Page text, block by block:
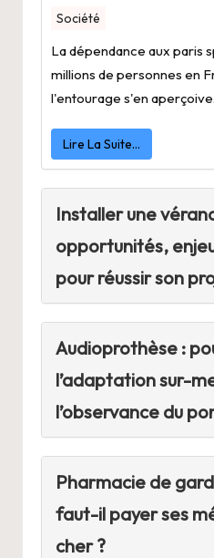
Société
La dépendance aux paris
millions de personnes en
l'entourage s'en aperçoive.
Lire La Suite…
Installer une
opportunités,
pour réussir son
Audioprothèse :
l’adaptation sur-
l’observance du
Pharmacie de
faut-il payer ses
cher ?